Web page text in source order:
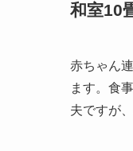
和室10
赤ちゃん
ます。食
夫ですが